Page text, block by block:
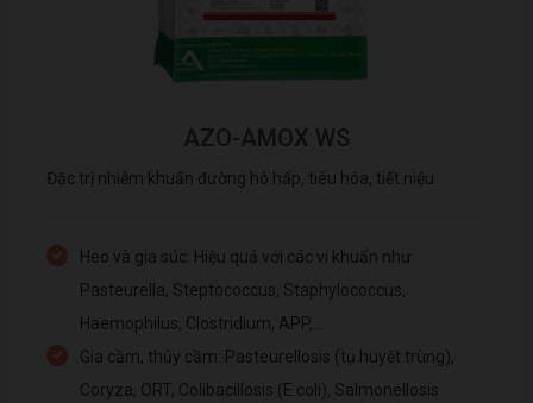
AZO-AMOX WS
Đặc trị nhiễm khuẩn đường hô hấp, tiêu hóa, tiết niệu
Heo và gia súc: Hiệu quả với các vi khuẩn như
Pasteurella, Steptococcus, Staphylococcus,
Haemophilus, Clostridium, APP,…
Gia cầm, thủy cầm: Pasteurellosis (tụ huyết trùng),
Coryza, ORT, Colibacillosis (E.coli), Salmonellosis